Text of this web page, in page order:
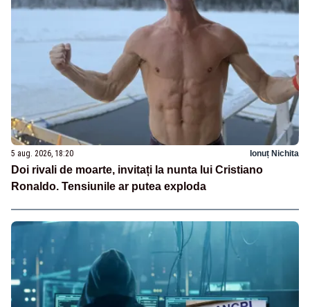
5 aug. 2026, 18:20 Ionuț Nichita
Doi rivali de moarte, invitați la nunta lui Cristiano
Ronaldo. Tensiunile ar putea exploda